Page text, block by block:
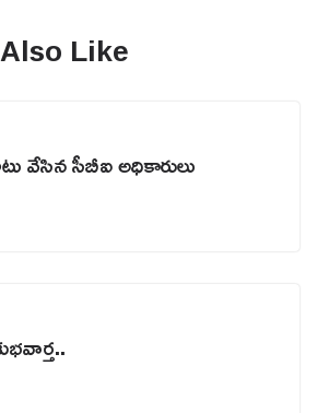
Like
వేసిన సీబీఐ అధికారులు